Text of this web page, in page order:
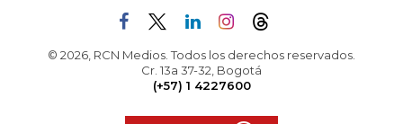
© 2026, RCN Medios. Todos los derechos reservados.
Cr. 13a 37-32, Bogotá
(+57) 1 4227600